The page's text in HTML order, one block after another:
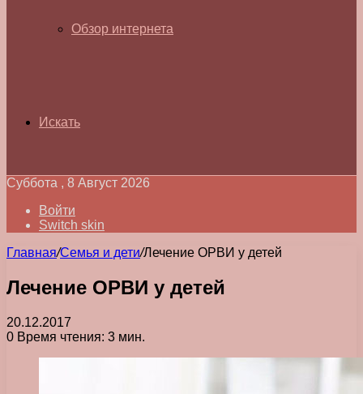
Обзор интернета
Искать
Суббота , 8 Август 2026
Войти
Switch skin
Главная/Семья и дети/Лечение ОРВИ у детей
Лечение ОРВИ у детей
20.12.2017
0 Время чтения: 3 мин.